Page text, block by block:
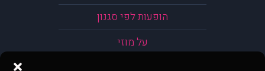
הופעות לפי סגנון
על מוזי